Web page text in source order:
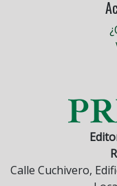
Calle Cuchivero,